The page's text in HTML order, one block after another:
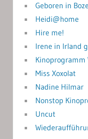
Geboren in
Heidi@home
Hire me!
Irene in Irland
Kinoprogramm
Miss Xoxolat
Nadine Hilmar
Nonstop
Uncut